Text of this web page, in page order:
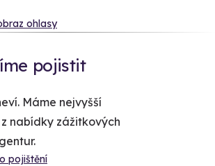
ohlasy
pojistit
Máme nejvyšší
nabídky zážitkových
pojištění